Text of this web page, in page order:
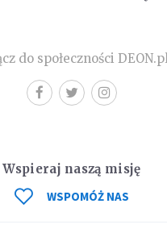
do społeczności DEON.pl
Wspieraj naszą misję
WSPOMÓŻ NAS